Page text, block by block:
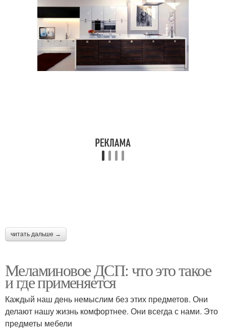
читать дальше →
Меламиновое ДСП: что это такое
и где применяется
Каждый наш день немыслим без этих предметов. Они
делают нашу жизнь комфортнее. Они всегда с нами. Это
предметы мебели